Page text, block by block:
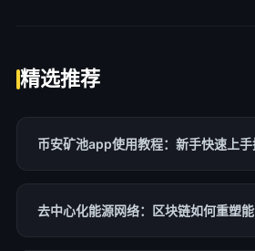
精选推荐
币安矿池app使用教程：新手快速上
去中心化能源网络：区块链如何重塑